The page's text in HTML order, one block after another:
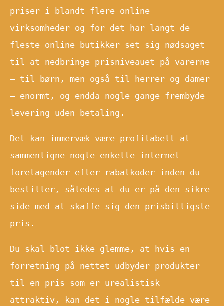
priser i blandt flere online
virksomheder og for det har langt de
fleste online butikker set sig nødsaget
til at nedbringe prisniveauet på varerne
– til børn, men også til herrer og damer
– enormt, og endda nogle gange frembyde
levering uden betaling.
Det kan immervæk være profitabelt at
sammenligne nogle enkelte internet
foretagender efter rabatkoder inden du
bestiller, således at du er på den sikre
side med at skaffe sig den prisbilligste
pris.
Du skal blot ikke glemme, at hvis en
forretning på nettet udbyder produkter
til en pris som er urealistisk
attraktiv, kan det i nogle tilfælde være